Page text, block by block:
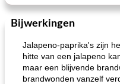
Bijwerkingen
Jalapeno-paprika's zijn
hitte van een jalapeno
maar een blijvende
brandwonden vanzelf